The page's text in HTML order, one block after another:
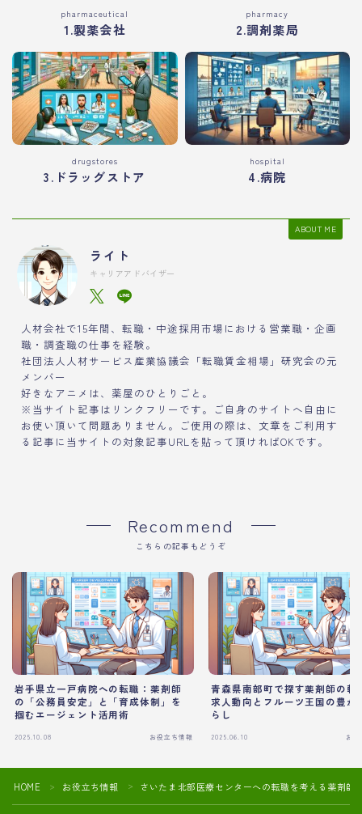
pharmaceutical
1.製薬会社
pharmacy
2.調剤薬局
drugstores
3.ドラッグストア
hospital
4.病院
ABOUT ME
ライト
キャリアアドバイザー
人材会社で15年間、転職・中途採用市場における営業職・企画
職・調査職の仕事を経験。
社団法人人材サービス産業協議会「転職賃金相場」研究会の元
メンバー
好きなアニメは、薬屋のひとりごと。
※当サイト記事はリンクフリーです。ご自身のサイトへ自由に
お使い頂いて問題ありません。ご使用の際は、文章をご利用す
る記事に当サイトの対象記事URLを貼って頂ければOKです。
Recommend
こちらの記事もどうぞ
岩手県立一戸病院への転職：薬剤師
の「公務員安定」と「育成体制」を
掴むエージェント活用術
2025.10.08 お役立ち情報
青森県南部町で探す薬剤師の転
求人動向とフルーツ王国の豊か
らし
2025.06.10 お
HOME ＞ お役立ち情報 ＞ さいたま北部医療センターへの転職を考える薬剤師